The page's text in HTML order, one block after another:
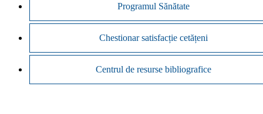
Programul Sănătate
Chestionar satisfacție cetățeni
Centrul de resurse bibliografice